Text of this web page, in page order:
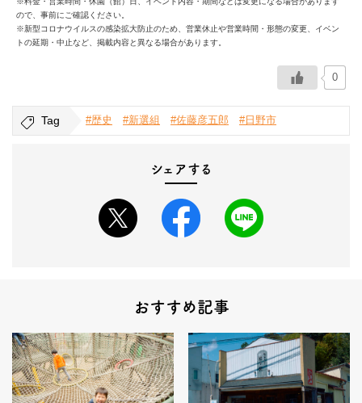
ので、事前にご確認ください。
※新型コロナウイルスの感染拡大防止のため、営業休止や営業時間・形態の変更、イベン
トの延期・中止など、掲載内容と異なる場合があります。
0
Tag #歴史 #新選組 #佐藤彦五郎 #日野市
シェアする
おすすめ記事